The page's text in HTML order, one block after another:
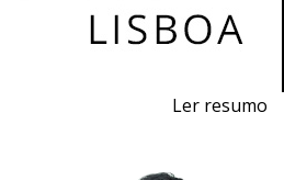
Ler resumo